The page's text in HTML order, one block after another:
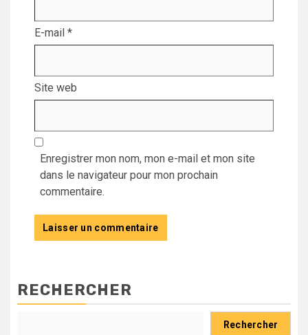
E-mail *
Site web
Enregistrer mon nom, mon e-mail et mon site
dans le navigateur pour mon prochain
commentaire.
RECHERCHER
Rechercher